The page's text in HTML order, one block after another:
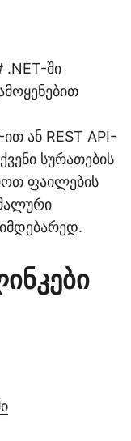
.NET-ში
ან REST API-
სურათების
ფაილების